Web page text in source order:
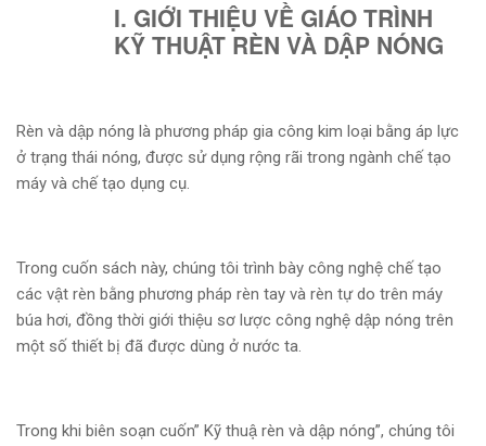
I. GIỚI THIỆU VỀ GIÁO TRÌNH
KỸ THUẬT RÈN VÀ DẬP NÓNG
Rèn và dập nóng là phương pháp gia công kim loại bằng áp lực
ở trạng thái nóng, được sử dụng rộng rãi trong ngành chế tạo
máy và chế tạo dụng cụ.
Trong cuốn sách này, chúng tôi trình bày công nghệ chế tạo
các vật rèn bằng phương pháp rèn tay và rèn tự do trên máy
búa hơi, đồng thời giới thiệu sơ lược công nghệ dập nóng trên
một số thiết bị đã được dùng ở nước ta.
Trong khi biên soạn cuốn” Kỹ thuậ rèn và dập nóng”, chúng tôi